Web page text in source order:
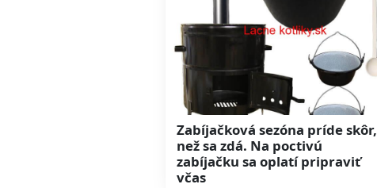
Zabíjačková sezóna príde skôr,
než sa zdá. Na poctivú
zabíjačku sa oplatí pripraviť
včas